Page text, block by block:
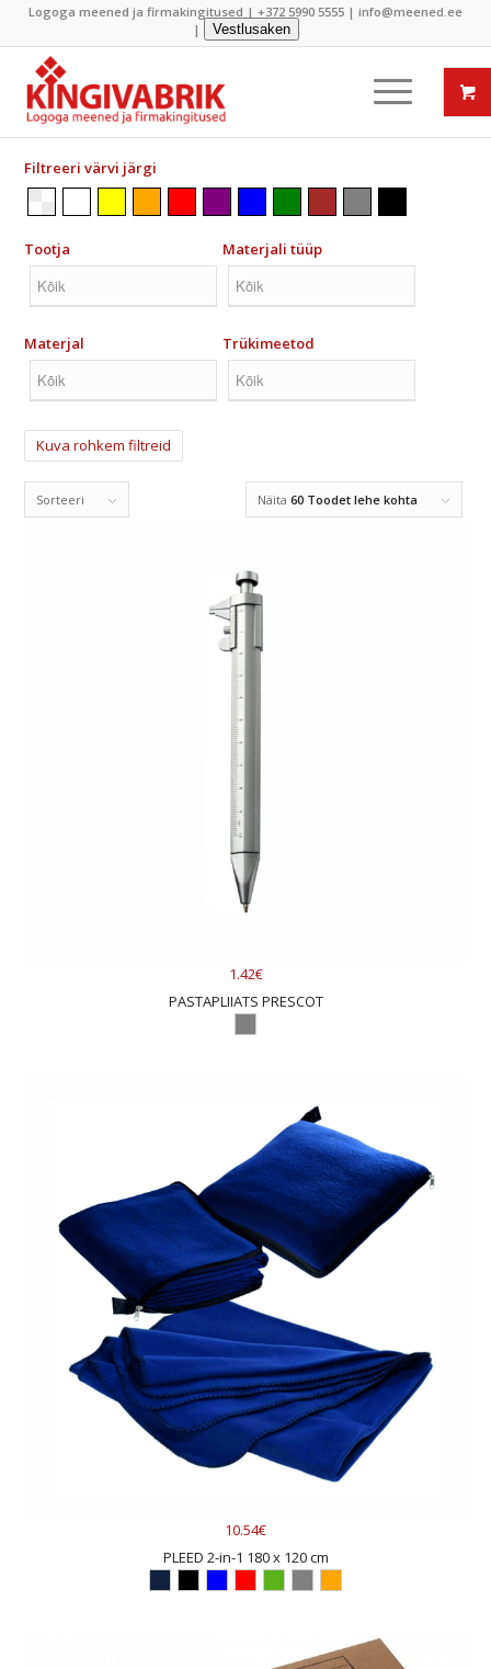
Logoga meened ja firmakingitused | +372 5990 5555 | info@meened.ee
|
Vestlusaken
Filtreeri värvi järgi
Tootja Materjali tüüp
Materjal Trükimeetod
Kuva rohkem filtreid
Sorteeri Näita 60 Toodet lehe kohta
1.42€
PASTAPLIIATS PRESCOT
10.54€
PLEED 2-in-1 180 x 120 cm